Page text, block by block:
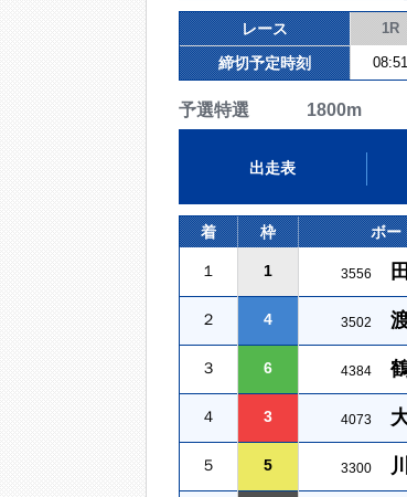
レース 1R
締切予定時刻 08:51
予選特選 1800m
出走表
着 枠 ボー
１ 1 3556
２ 4 3502
３ 6 4384
４ 3 4073
５ 5 3300